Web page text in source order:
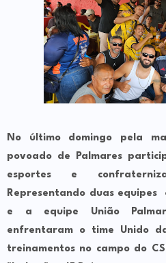
No último domingo pela
povoado de Palmares
esportes e
Representando duas equipes
e a equipe União
enfrentaram o time Unido
treinamentos no campo do